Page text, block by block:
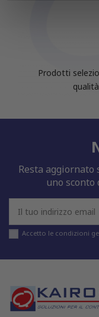
informazioni sul
nostri partner che
con altre
Prodotti
Resta aggiornato
uno sconto
Accetto le condizioni